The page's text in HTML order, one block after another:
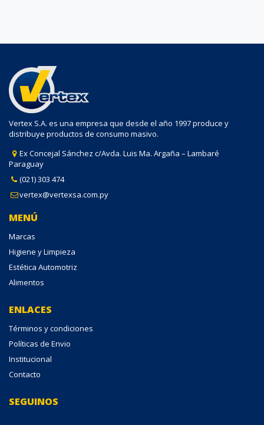
Vertex S.A. es una empresa que desde el año 1997 produce y
distribuye productos de consumo masivo.
Ex Concejal Sánchez c/Avda. Luis Ma. Argaña – Lambaré
Paraguay
(021) 303 474
vertex@vertexsa.com.py
MENÚ
Marcas
Higiene y Limpieza
Estética Automotriz
Alimentos
ENLACES
Términos y condiciones
Políticas de Envio
Institucional
Contacto
SEGUINOS